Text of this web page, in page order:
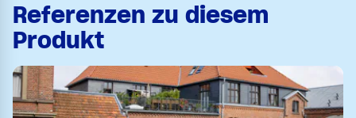
Referenzen zu diesem
Produkt